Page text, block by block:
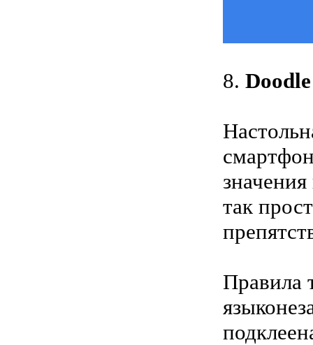
8.
так
Правила